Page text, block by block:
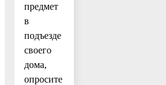
предмет
в
подъезде
своего
дома,
опросите